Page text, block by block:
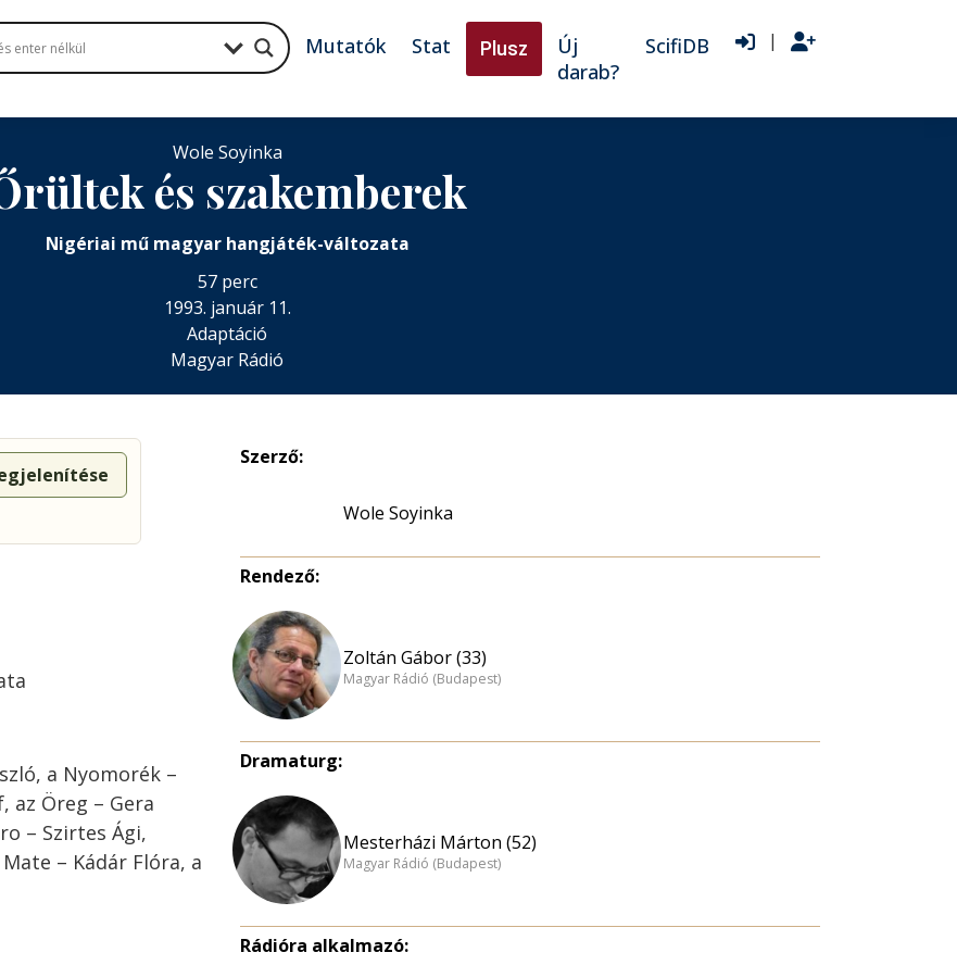
Mutatók Stat Plusz
Új
darab?
ScifiDB |
Wole Soyinka
és szakemberek
Nigériai mű magyar hangjáték-változata
57 perc
1993. január 11.
Adaptáció
Magyar Rádió
a Nyomorék –
az Öreg – Gera
– Szirtes Ági,
– Kádár Flóra, a
Szerző:
Wole Soyinka
Rendező:
Zoltán Gábor (33)
Magyar Rádió (Budapest)
Dramaturg:
Mesterházi Márton (52)
Magyar Rádió (Budapest)
Rádióra alkalmazó: